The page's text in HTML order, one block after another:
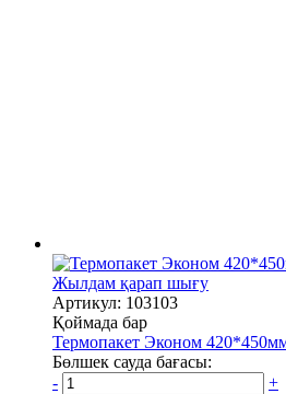
Жылдам қарап шығу
Артикул: 103103
Қоймада бар
Термопакет Эконом
Бөлшек сауда бағасы:
-
+